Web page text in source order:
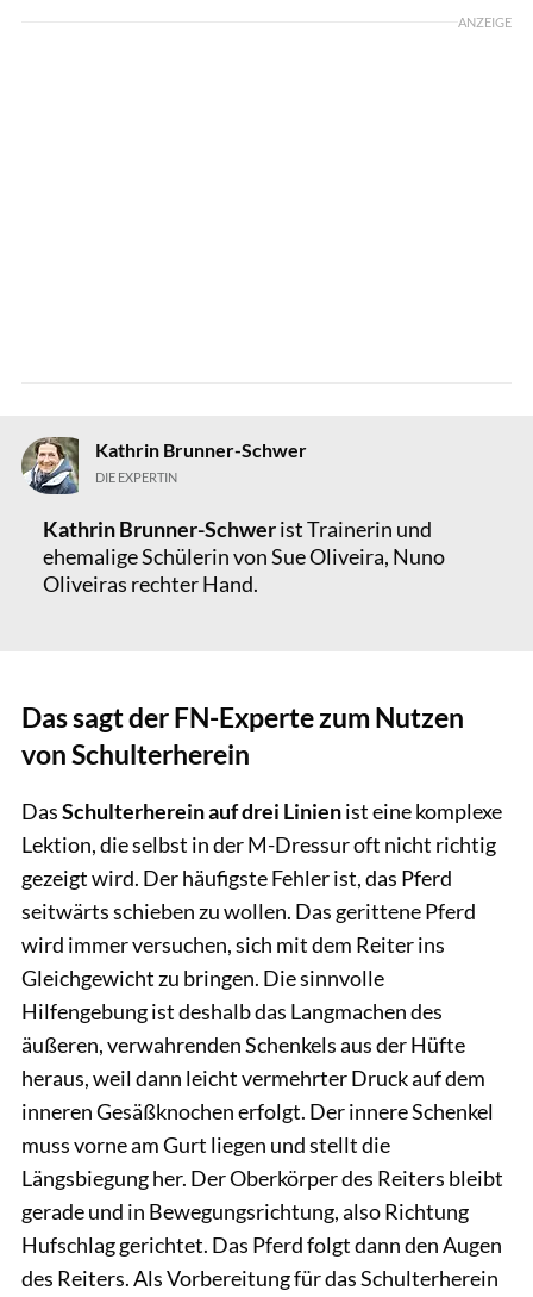
ANZEIGE
Kathrin Brunner-Schwer
DIE EXPERTIN
Kathrin Brunner-Schwerist Trainerin und
ehemalige Schülerin von Sue Oliveira, Nuno
Oliveiras rechter Hand.
Das sagt der FN-Experte zum Nutzen
von Schulterherein
DasSchulterherein auf drei Linienist eine komplexe
Lektion, die selbst in der M-Dressur oft nicht richtig
gezeigt wird. Der häufigste Fehler ist, das Pferd
seitwärts schieben zu wollen. Das gerittene Pferd
wird immer versuchen, sich mit dem Reiter ins
Gleichgewicht zu bringen. Die sinnvolle
Hilfengebung ist deshalb das Langmachen des
äußeren, verwahrenden Schenkels aus der Hüfte
heraus, weil dann leicht vermehrter Druck auf dem
inneren Gesäßknochen erfolgt. Der innere Schenkel
muss vorne am Gurt liegen und stellt die
Längsbiegung her. Der Oberkörper des Reiters bleibt
gerade und in Bewegungsrichtung, also Richtung
Hufschlag gerichtet. Das Pferd folgt dann den Augen
des Reiters. Als Vorbereitung für das Schulterherein